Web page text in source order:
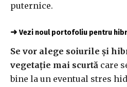
puternice.
➜ Vezi noul portofoliu pentru
Se vor alege soiurile şi
vegetaţie mai scurtă care
bine la un eventual stres